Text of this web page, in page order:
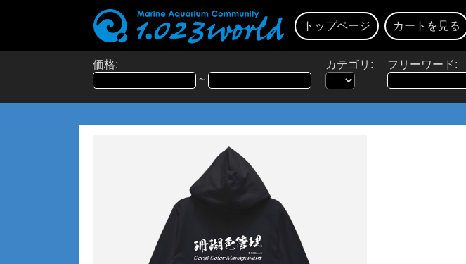
トップページ カートを見る
価格:
~
カテゴリ:
フリーワード: